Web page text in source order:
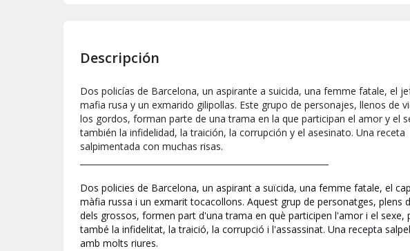
Descripción
Dos policías de Barcelona, ​​un aspirante a suicida, una femme fatale, el
mafia rusa y un exmarido gilipollas. Este grupo de personajes, llenos de
los gordos, forman parte de una trama en la que participan el amor y el
también la infidelidad, la traición, la corrupción y el asesinato. Una receta
salpimentada con muchas risas.
Dos policies de Barcelona, un aspirant a suïcida, una femme fatale, el
màfia russa i un exmarit tocacollons. Aquest grup de personatges, plens
dels grossos, formen part d'una trama en què participen l'amor i el sexe,
també la infidelitat, la traició, la corrupció i l'assassinat. Una recepta
amb molts riures.